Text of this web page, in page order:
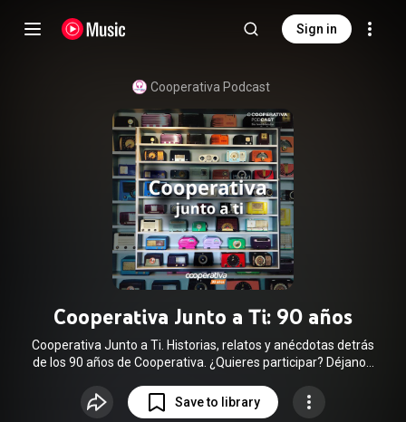
Sign in
Cooperativa Podcast
Cooperativa Junto a Ti: 90 años
Cooperativa Junto a Ti. Historias, relatos y anécdotas detrás
de los 90 años de Cooperativa. ¿Quieres participar? Déjanos
todos los podcasts de Cooperativa en 👉
Cooperativapodcast.cl
Save to library